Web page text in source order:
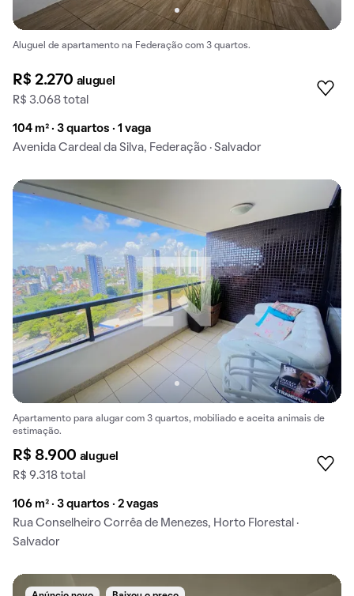
Aluguel de apartamento na Federação com 3 quartos.
R$ 2.270 aluguel
R$ 3.068 total
104 m² · 3 quartos · 1 vaga
Avenida Cardeal da Silva, Federação · Salvador
Apartamento para alugar com 3 quartos, mobiliado e aceita animais de
estimação.
R$ 8.900 aluguel
R$ 9.318 total
106 m² · 3 quartos · 2 vagas
Rua Conselheiro Corrêa de Menezes, Horto Florestal ·
Salvador